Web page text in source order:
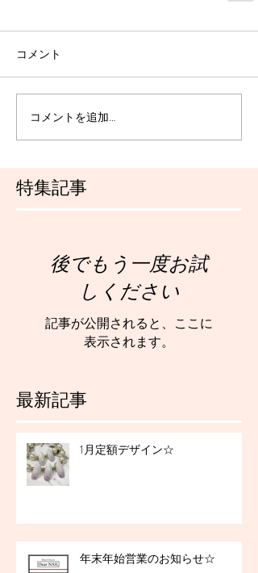
特集記事
最新記事
コメント
コメントを追加…
後でもう一度お試
しください
記事が公開されると、ここに
表示されます。
1月定額デザイン☆
年末年始営業のお知らせ☆